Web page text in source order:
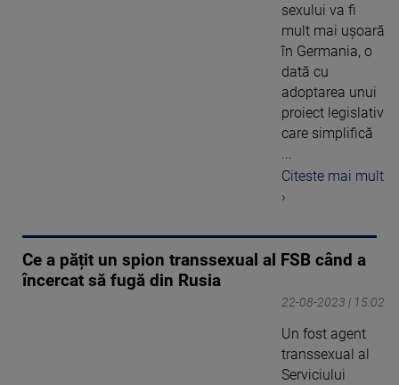
sexului va fi
mult mai ușoară
în Germania, o
dată cu
adoptarea unui
proiect legislativ
care simplifică
...
Citeste mai mult
›
Ce a pățit un spion transsexual al FSB când a
încercat să fugă din Rusia
22-08-2023 | 15:02
Un fost agent
transsexual al
Serviciului